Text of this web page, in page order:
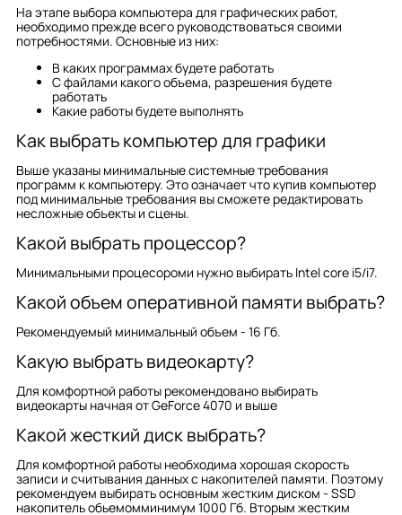
На этапе выбора компьютера для графических работ,
необходимо прежде всего руководствоваться своими
потребностями. Основные из них:
В каких программах будете работать
С файлами какого объема, разрешения будете
работать
Какие работы будете выполнять
Как выбрать компьютер для графики
Выше указаны минимальные системные требования
программ к компьютеру. Это означает что купив компьютер
под минимальные требования вы сможете редактировать
несложные объекты и сцены.
Какой выбрать процессор?
Минимальными процесороми нужно выбирать Intel core i5/i7.
Какой объем оперативной памяти выбрать?
Рекомендуемый минимальный объем - 16 Гб.
Какую выбрать видеокарту?
Для комфортной работы рекомендовано выбирать
видеокарты начная от GeForce 4070 и выше
Какой жесткий диск выбрать?
Для комфортной работы необходима хорошая скорость
записи и считывания данных с накопителей памяти. Поэтому
рекомендуем выбирать основным жестким диском - SSD
накопитель обьемомминимум 1000 Гб. Вторым жестким